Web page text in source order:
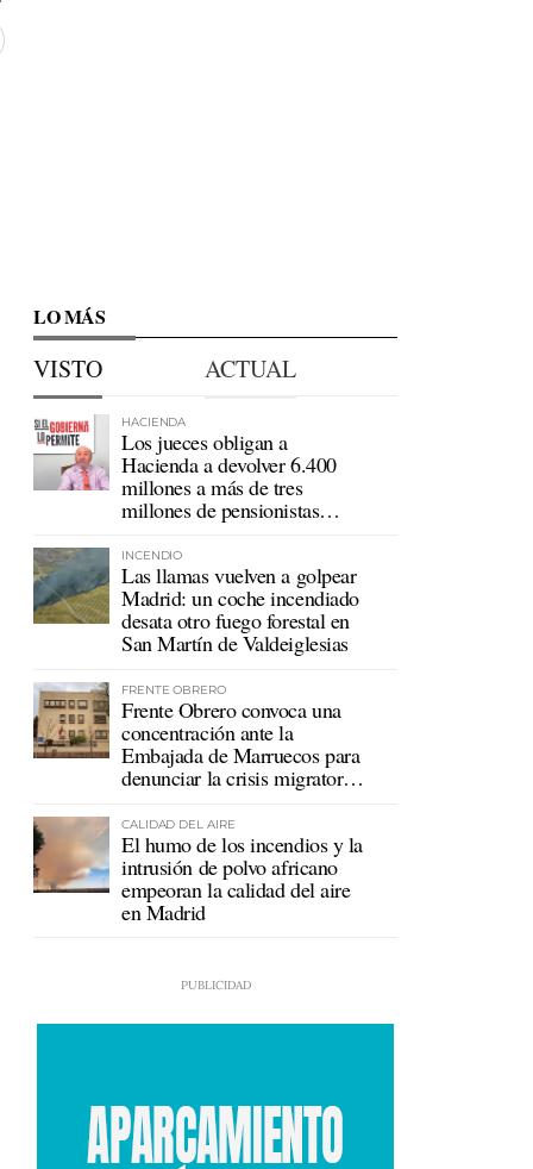
LO MÁS
VISTO ACTUAL
HACIENDA
Los jueces obligan a
Hacienda a devolver 6.400
millones a más de tres
millones de pensionistas
INCENDIO
Las llamas vuelven a golpear
Madrid: un coche incendiado
desata otro fuego forestal en
San Martín de Valdeiglesias
FRENTE OBRERO
Frente Obrero convoca una
concentración ante la
Embajada de Marruecos para
denunciar la crisis migratoria
CALIDAD DEL AIRE
El humo de los incendios y la
intrusión de polvo africano
empeoran la calidad del aire
en Madrid